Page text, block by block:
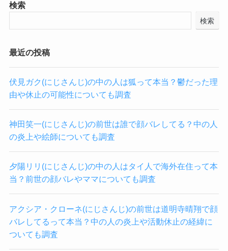
検索
検索
最近の投稿
伏見ガク(にじさんじ)の中の人は狐って本当？鬱だった理
由や休止の可能性についても調査
神田笑一(にじさんじ)の前世は誰で顔バレしてる？中の人
の炎上や絵師についても調査
夕陽リリ(にじさんじ)の中の人はタイ人で海外在住って本
当？前世の顔バレやママについても調査
アクシア・クローネ(にじさんじ)の前世は道明寺晴翔で顔
バレしてるって本当？中の人の炎上や活動休止の経緯に
ついても調査